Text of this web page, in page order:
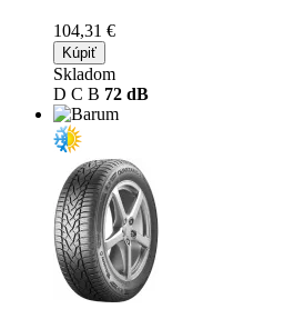
104,31 €
Kúpiť
Skladom
D C B 72 dB